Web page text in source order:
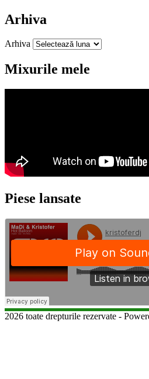
Arhiva
Arhiva
Mixurile mele
Piese lansate
2026 toate drepturile rezervate -